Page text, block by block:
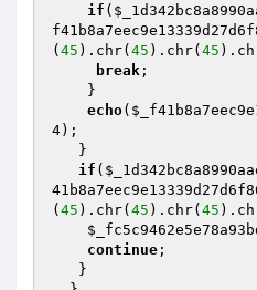
if (
( 45 ).chr( 45 ).chr( 45
break ;
echo(
4);
if (
( 45 ).chr( 45 ).chr( 45
continue ;